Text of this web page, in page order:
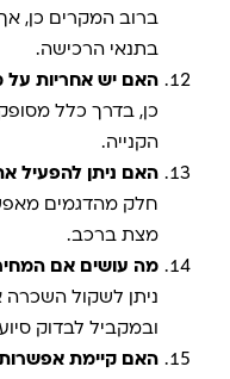
ברוב המקרים כן,
בתנאי הרכישה.
האם יש אחריות על
כן, בדרך כלל
הקנייה.
האם ניתן להפעיל
חלק מהדגמים
מצת ברכב.
מה עושים אם
ניתן לשקול השכרה
ובמקביל לבדוק
האם קיימת